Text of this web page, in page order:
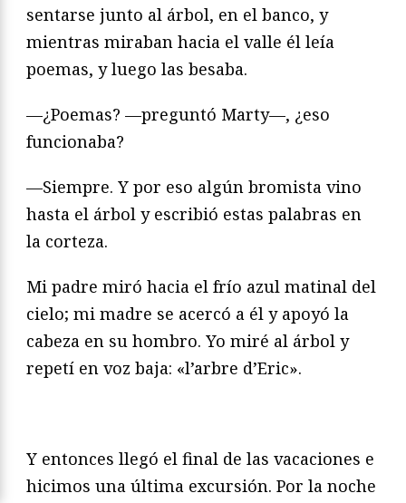
sentarse junto al árbol, en el banco, y
mientras miraban hacia el valle él leía
poemas, y luego las besaba.
—¿Poemas? —preguntó Marty—, ¿eso
funcionaba?
—Siempre. Y por eso algún bromista vino
hasta el árbol y escribió estas palabras en
la corteza.
Mi padre miró hacia el frío azul matinal del
cielo; mi madre se acercó a él y apoyó la
cabeza en su hombro. Yo miré al árbol y
repetí en voz baja: «l’arbre d’Eric».
Y entonces llegó el final de las vacaciones e
hicimos una última excursión. Por la noche